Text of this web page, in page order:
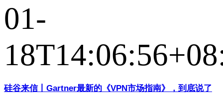
01-
硅谷来信丨Gartner最新的《VPN市场指南》，到底说了